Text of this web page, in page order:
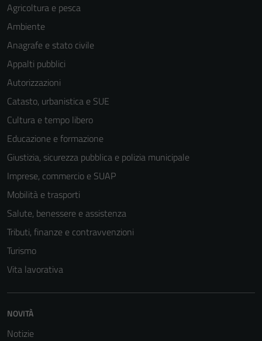
Agricoltura e pesca
Ambiente
Anagrafe e stato civile
Appalti pubblici
Autorizzazioni
Catasto, urbanistica e SUE
Cultura e tempo libero
Educazione e formazione
Giustizia, sicurezza pubblica e polizia municipale
Imprese, commercio e SUAP
Mobilità e trasporti
Salute, benessere e assistenza
Tributi, finanze e contravvenzioni
Turismo
Vita lavorativa
NOVITÀ
Notizie